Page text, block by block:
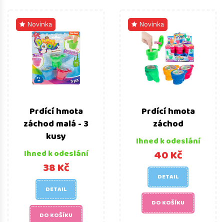
Novinka
Prdící hmota
záchod malá - 3
kusy
Ihned k odeslání
38 Kč
DETAIL
DO KOŠÍKU
Novinka
Prdící hmota
záchod
Ihned k odeslání
40 Kč
DETAIL
DO KOŠÍKU